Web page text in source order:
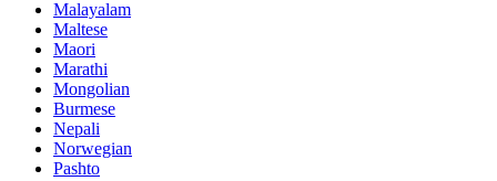
Malayalam
Maltese
Maori
Marathi
Mongolian
Burmese
Nepali
Norwegian
Pashto